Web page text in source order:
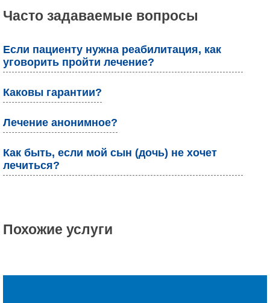
Часто задаваемые вопросы
Если пациенту нужна реабилитация, как
уговорить пройти лечение?
Каковы гарантии?
Лечение анонимное?
Как быть, если мой сын (дочь) не хочет
лечиться?
Похожие услуги